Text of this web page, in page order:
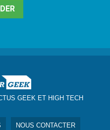
GEEK ET HIGH TECH
NOUS CONTACTER